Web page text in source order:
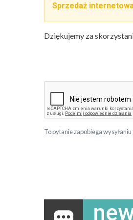
Sprzedaż
Dziękujemy za
To pytanie zapobiega wysyłaniu